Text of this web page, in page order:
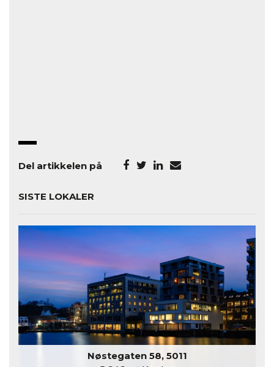
Del artikkelen på
SISTE LOKALER
Nøstegaten 58, 5011